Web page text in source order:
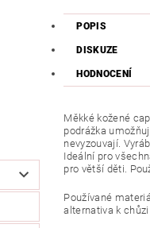
POPIS
DISKUZE
HODNOCENÍ
Měkké kožené
podrážka
nevyzouvají.
Ideální pro
pro větší děti.
Používané
alternativa k